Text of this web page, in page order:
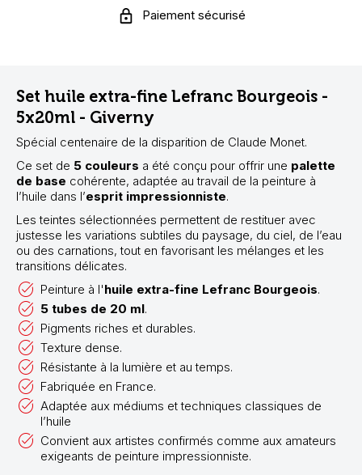
Paiement sécurisé
Set huile extra-fine Lefranc Bourgeois -
5x20ml - Giverny
Spécial centenaire de la disparition de Claude Monet.
Ce set de 5 couleurs a été conçu pour offrir une palette
de base cohérente, adaptée au travail de la peinture à
l’huile dans l’esprit impressionniste.
Les teintes sélectionnées permettent de restituer avec
justesse les variations subtiles du paysage, du ciel, de l’eau
ou des carnations, tout en favorisant les mélanges et les
transitions délicates.
Peinture à l'huile extra-fine Lefranc Bourgeois.
5 tubes de 20 ml.
Pigments riches et durables.
Texture dense.
Résistante à la lumière et au temps.
Fabriquée en France.
Adaptée aux médiums et techniques classiques de
l’huile
Convient aux artistes confirmés comme aux amateurs
exigeants de peinture impressionniste.